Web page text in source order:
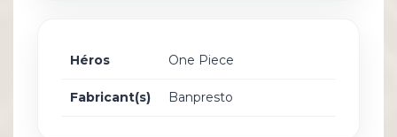
Héros One Piece
Fabricant(s) Banpresto